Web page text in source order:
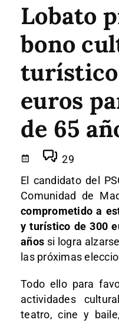
Lobato
bono
turístico
euros
de 65
29
El candidato del
Comunidad de
comprometido a
y turístico de 300
años si logra
las próximas
Todo ello para
actividades
teatro, cine y